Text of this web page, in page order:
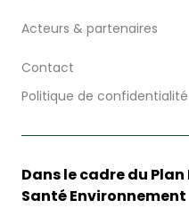
Acteurs & partenaires
Contact
Politique de confidentialité
Dans le cadre du
Santé Environnement